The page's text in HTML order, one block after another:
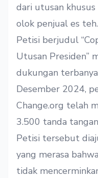
dari utusan
olok penjual es teh.
Petisi berjudul
Utusan Presiden”
dukungan
Desember 2024,
Change.org telah
3.500 tanda
Petisi tersebut
yang merasa
tidak